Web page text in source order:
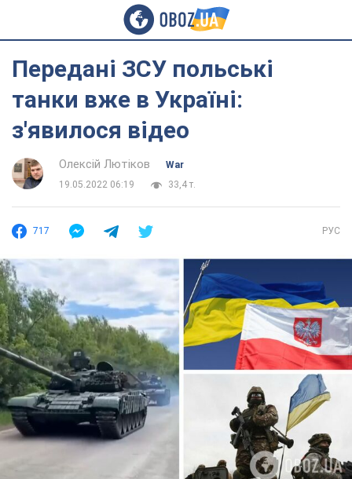
Передані ЗСУ польські
танки вже в Україні:
з'явилося відео
Олексій Лютіков
War
19.05.2022 06:19
33,4 т.
717 РУС